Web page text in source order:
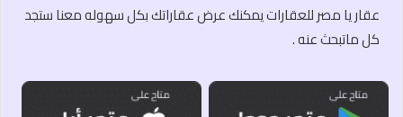
عقار يا مصر للعقارات يمكنك عرض عقاراتك بكل سهوله معنا ستجد
كل ماتبحث عنه .